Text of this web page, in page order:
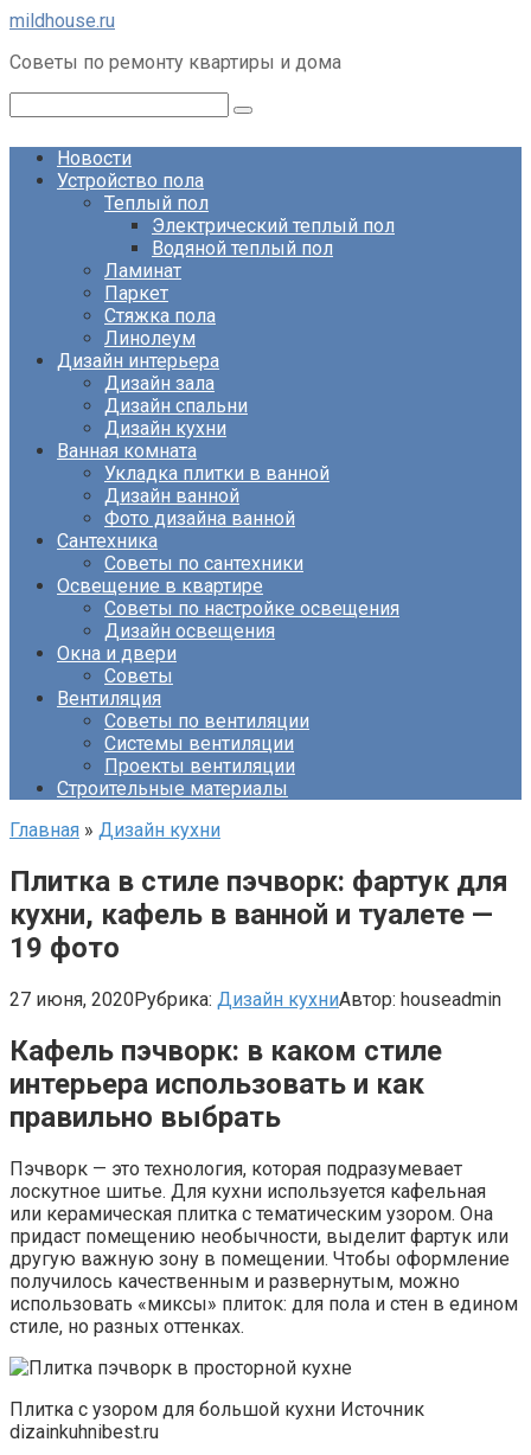
Перейти
контенту
mildhouse.ru
Советы по ремонту квартиры и дома
Новости
Устройство пола
Теплый пол
Электрический теплый пол
Водяной теплый пол
Ламинат
Паркет
Стяжка пола
Линолеум
Дизайн интерьера
Дизайн зала
Дизайн спальни
Дизайн кухни
Ванная комната
Укладка плитки в ванной
Дизайн ванной
Фото дизайна ванной
Сантехника
Советы по сантехники
Освещение в квартире
Советы по настройке освещения
Дизайн освещения
Окна и двери
Советы
Вентиляция
Советы по вентиляции
Системы вентиляции
Проекты вентиляции
Строительные материалы
Главная » Дизайн кухни
Плитка в стиле пэчворк: фартук для
кухни, кафель в ванной и туалете —
19 фото
27 июня, 2020Рубрика: Дизайн кухниАвтор: houseadmin
Кафель пэчворк: в каком стиле
интерьера использовать и как
правильно выбрать
Пэчворк — это технология, которая подразумевает
лоскутное шитье. Для кухни используется кафельная
или керамическая плитка с тематическим узором. Она
придаст помещению необычности, выделит фартук или
другую важную зону в помещении. Чтобы оформление
получилось качественным и развернутым, можно
использовать «миксы» плиток: для пола и стен в едином
стиле, но разных оттенках.
Плитка с узором для большой кухни Источник
dizainkuhnibest.ru